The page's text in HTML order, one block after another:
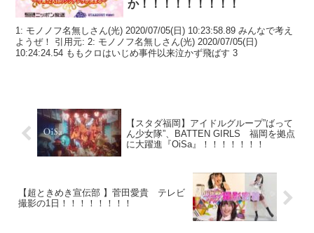
か！！！！！！！！！
1: モノノフ名無しさん(光) 2020/07/05(日) 10:23:58.89 みんなで考え
ようぜ！ 引用元: 2: モノノフ名無しさん(光) 2020/07/05(日)
10:24:24.54 ももクロはいじめ事件以来泣かず飛ばす 3
【スタダ福岡】アイドルグループ”ばって
ん少女隊”、BATTEN GIRLS 福岡を拠点
に大躍進『OiSa』！！！！！！！
【超ときめき宣伝部 】菅田愛貴 テレビ
撮影の1日！！！！！！！！